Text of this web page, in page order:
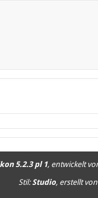
5.2.3 pl 1, entwickelt
Stil:Studio, erstellt von